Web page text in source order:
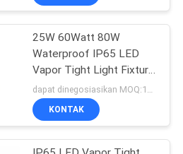
25W 60Watt 80W
Waterproof IP65 LED
Vapor Tight Light Fixture
Untuk Gudang
KONTAK